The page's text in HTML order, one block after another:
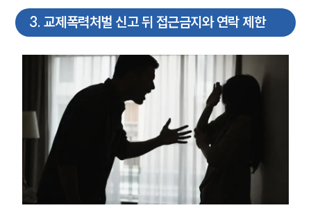
3. 교제폭력처벌 신고 뒤 접근금지와 연락 제한